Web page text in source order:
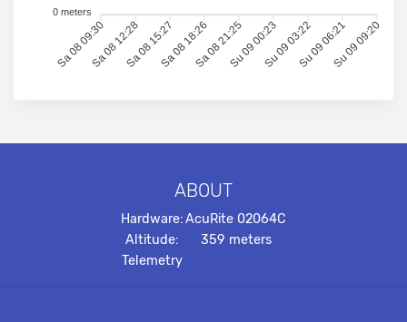
Sa 08 09:30Sa 08 12:28Sa 08 15:27Sa 08 18:26Sa 08 21:25Su 09 00:23Su 09 03:22Su 09 06:21Su 09 09:20
0 meters
ABOUT
Hardware:AcuRite 02064C
Altitude:
359 meters
Telemetry